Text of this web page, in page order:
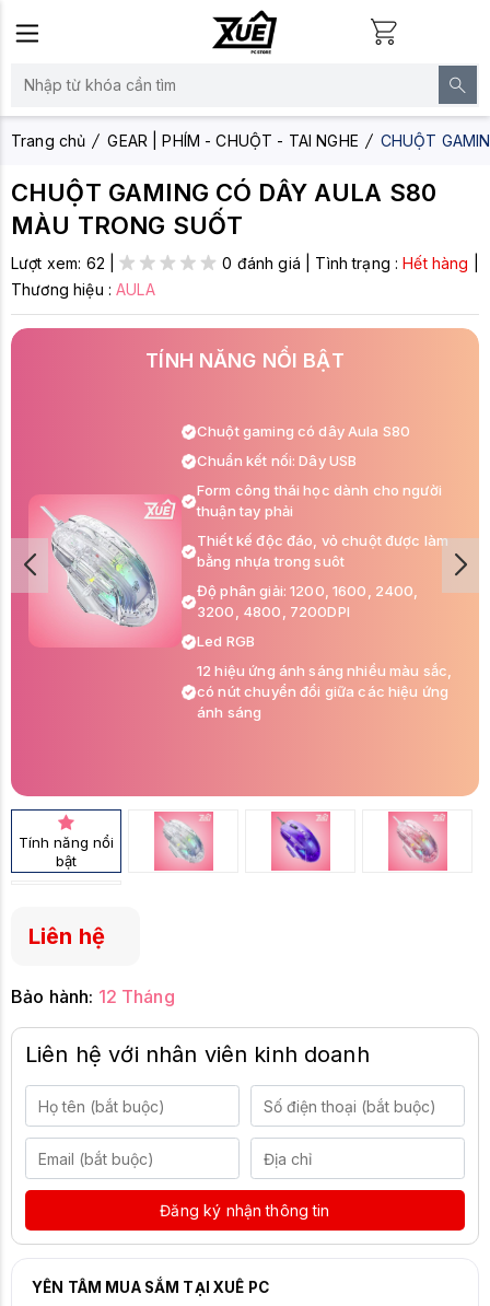
Trang chủ GEAR | PHÍM - CHUỘT - TAI NGHE CHUỘT
CHUỘT GAMING CÓ DÂY AULA S80
MÀU TRONG SUỐT
Lượt xem: 62 | 0 đánh giá Tình trạng :Hết hàng
Thương hiệu :AULA
TÍNH NĂNG NỔI BẬT
Chuột gaming có dây Aula S80
Chuẩn kết nối: Dây USB
Form công thái học dành cho người
thuận tay phải
Thiết kế độc đáo, vỏ chuột được làm
bằng nhựa trong suôt
Độ phân giải: 1200, 1600, 2400,
3200, 4800, 7200DPI
Led RGB
12 hiệu ứng ánh sáng nhiều màu sắc,
có nút chuyển đổi giữa các hiệu ứng
ánh sáng
Tính năng nổi
bật
Liên hệ
Bảo hành: 12 Tháng
Liên hệ với nhân viên kinh doanh
Đăng ký nhận thông tin
YÊN TÂM MUA SẮM TẠI XUÊ PC